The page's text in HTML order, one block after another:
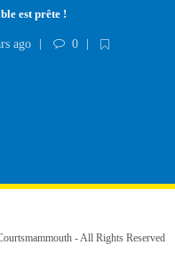
est prête !
ago 0
- All Rights Reserved